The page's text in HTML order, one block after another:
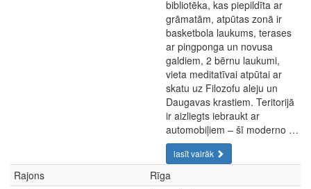
bibliotēka, kas piepildīta ar
grāmatām, atpūtas zonā ir
basketbola laukums, terases
ar pingponga un novusa
galdiem, 2 bērnu laukumi,
vieta meditatīvai atpūtai ar
skatu uz Filozofu aleju un
Daugavas krastiem. Teritorijā
ir aizliegts iebraukt ar
automobiļiem – šī moderno …
lasīt vairāk
Rajons
Rīga